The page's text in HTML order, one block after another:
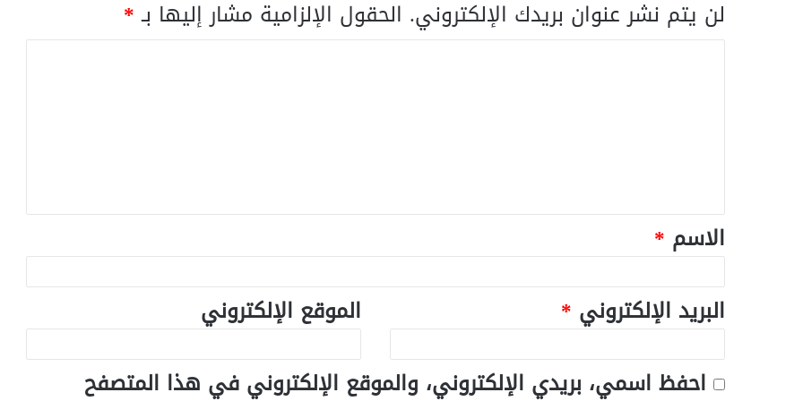
لن يتم نشر عنوان بريدك الإلكتروني. الحقول الإلزامية مشار إليها بـ*
الاسم *
البريد الإلكتروني *
الموقع الإلكتروني
احفظ اسمي، بريدي الإلكتروني، والموقع الإلكتروني في هذا المتصفح